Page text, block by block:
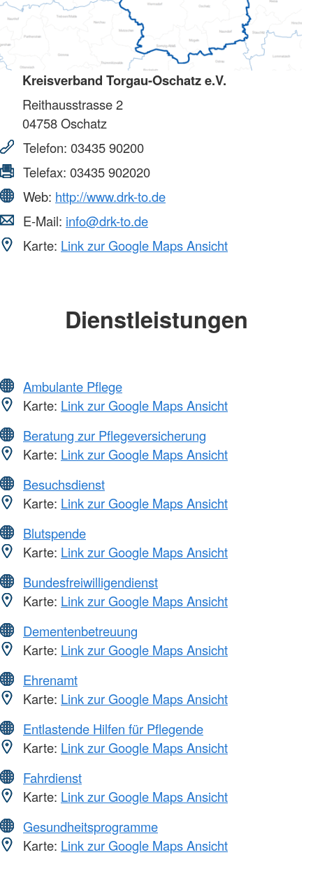
Kreisverband Torgau-Oschatz e.V.
Reithausstrasse 2
04758Oschatz
Telefon: 03435 90200
Telefax: 03435 902020
Web: http://www.drk-to.de
E-Mail: info@drk-to.de
Karte: Link zur Google Maps Ansicht
Dienstleistungen
Ambulante Pflege
Karte: Link zur Google Maps Ansicht
Beratung zur Pflegeversicherung
Karte: Link zur Google Maps Ansicht
Besuchsdienst
Karte: Link zur Google Maps Ansicht
Blutspende
Karte: Link zur Google Maps Ansicht
Bundesfreiwilligendienst
Karte: Link zur Google Maps Ansicht
Dementenbetreuung
Karte: Link zur Google Maps Ansicht
Ehrenamt
Karte: Link zur Google Maps Ansicht
Entlastende Hilfen für Pflegende
Karte: Link zur Google Maps Ansicht
Fahrdienst
Karte: Link zur Google Maps Ansicht
Gesundheitsprogramme
Karte: Link zur Google Maps Ansicht